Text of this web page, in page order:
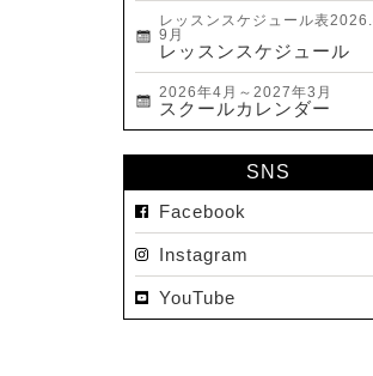
2023.04(15)
2022.11(16)
レッスンスケジュール表
9月
レッスンスケジュール
2026年4月～2027年3月
スクールカレンダー
SNS
Facebook
Instagram
YouTube